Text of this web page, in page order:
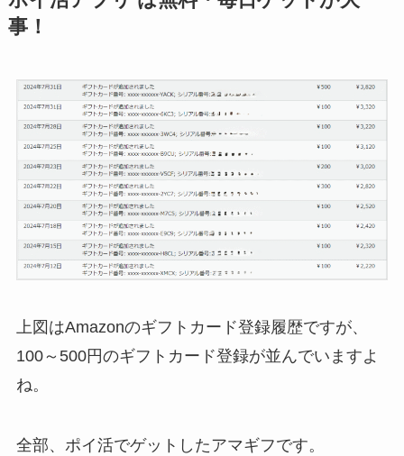
事！
上図はAmazonのギフトカード登録履歴ですが、
100～500円のギフトカード登録が並んでいますよ
ね。
全部、ポイ活でゲットしたアマギフです。